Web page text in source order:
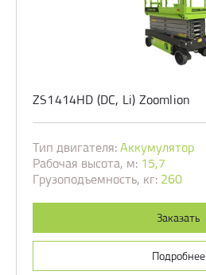
ZS1414HD (DC, Li) Zoomlion
Тип двигателя:Аккумулятор
Рабочая высота, м: 15,7
Грузоподъемность, кг: 260
Заказать
Подробнее